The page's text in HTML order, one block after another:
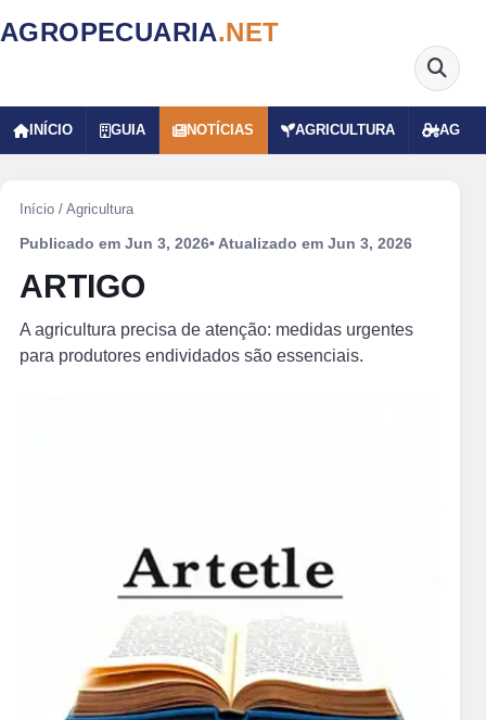
AGROPECUARIA.NET
INÍCIO GUIA NOTÍCIAS AGRICULTURA
Início / Agricultura
Publicado em Jun 3, 2026• Atualizado em Jun 3, 2026
ARTIGO
A agricultura precisa de atenção: medidas urgentes
para produtores endividados são essenciais.